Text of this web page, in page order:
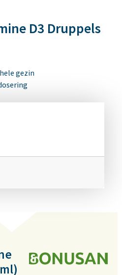
D3 Druppels
gezin